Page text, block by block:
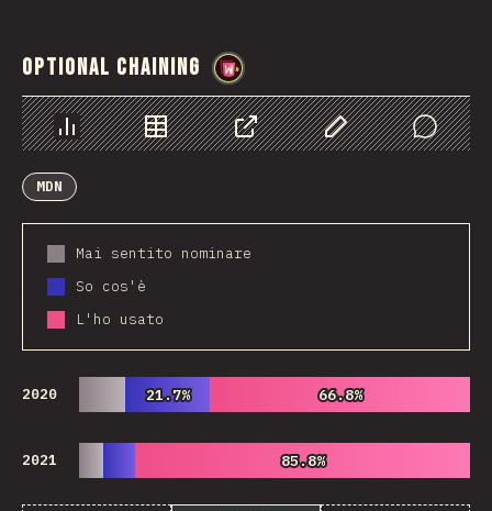
Optional Chaining
Grafico Dati CondividerePersonalizza i dati
Comments
MDN
Mai sentito nominare
So cos'è
L'ho usato
2020 21.7%
21.7% 66.8%
66.8%
2021 85.8%
85.8%